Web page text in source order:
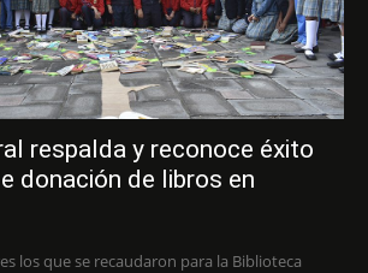
respalda y reconoce éxito
donación de libros en
los que se recaudaron para la Biblioteca